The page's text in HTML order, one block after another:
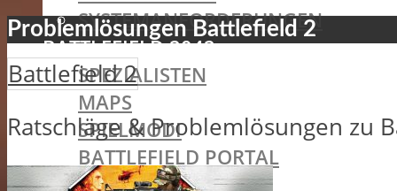
SYSTEMANFORDERUNGEN
BATTLEFIELD 2042
SPEZIALISTEN
MAPS
SPIELMODI
BATTLEFIELD PORTAL
HAZARD ZONE
Problemlösungen Battlefield 2
Battlefield 2
Ratschläge & Problemlösungen zu